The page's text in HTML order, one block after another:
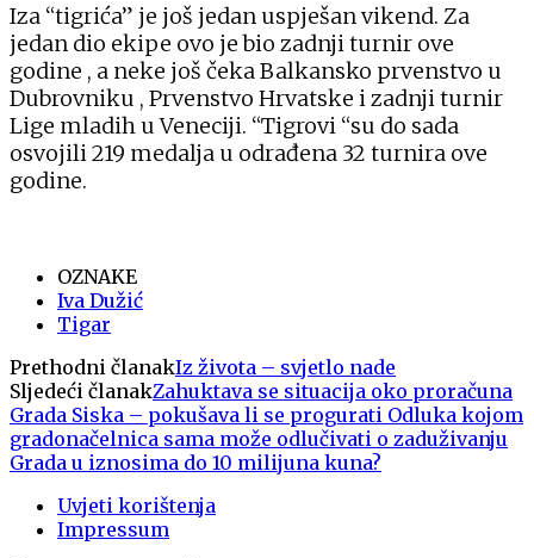
Iza “tigrića” je još jedan uspješan vikend. Za
jedan dio ekipe ovo je bio zadnji turnir ove
godine , a neke još čeka Balkansko prvenstvo u
Dubrovniku , Prvenstvo Hrvatske i zadnji turnir
Lige mladih u Veneciji. “Tigrovi “su do sada
osvojili 219 medalja u odrađena 32 turnira ove
godine.
OZNAKE
Iva Dužić
Tigar
Prethodni članakIz života – svjetlo nade
Sljedeći članakZahuktava se situacija oko proračuna
Grada Siska – pokušava li se progurati Odluka kojom
gradonačelnica sama može odlučivati o zaduživanju
Grada u iznosima do 10 milijuna kuna?
Uvjeti korištenja
Impressum